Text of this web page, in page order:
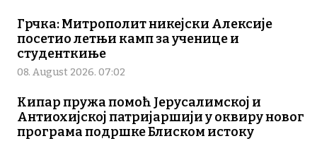
Грчка: Митрополит никејски Алексије
посетио летњи камп за ученице и
студенткиње
08. August 2026. 07:02
Кипар пружа помоћ Јерусалимској и
Антиохијској патријаршији у оквиру новог
програма подршке Блиском истоку